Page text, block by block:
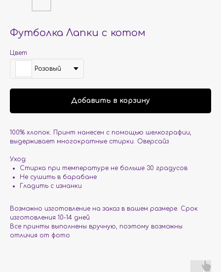
Футболка Лапки с котом
Цвет
Розовый
Добавить в корзину
100% хлопок. Принт нанесен с помощью шелкографии,
выдерживает многократные стирки. Оверсайз
Уход:
Стирка при температуре не больше 30 градусов
Не сушить в барабане
Гладить с изнанки
Возможно изготовление на заказ в вашем размере. Срок
изготовления 10-14 дней
Все принты выполнены вручную, поэтому возможны
отличия от фото